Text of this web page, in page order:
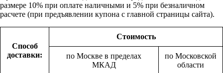
размере 10% при оплате наличными и 5% при безналичном
расчете (при предъявлении купона с главной страницы сайта).
Способ
доставки:
Стоимость
по Москве в пределах
МКАД
по Московской
области